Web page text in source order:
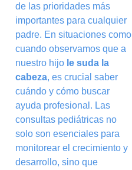
de las prioridades más
importantes para cualquier
padre. En situaciones como
cuando observamos que a
nuestro hijo le suda la
cabeza, es crucial saber
cuándo y cómo buscar
ayuda profesional. Las
consultas pediátricas no
solo son esenciales para
monitorear el crecimiento y
desarrollo, sino que